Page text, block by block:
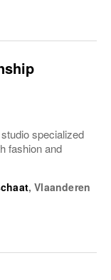
specialized
fashion and
,Vlaanderen